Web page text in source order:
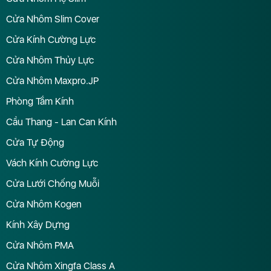
Cửa Nhôm Slim Cover
Cửa Kính Cường Lực
Cửa Nhôm Thủy Lực
Cửa Nhôm Maxpro.JP
Phòng Tắm Kính
Cầu Thang - Lan Can Kính
Cửa Tự Động
Vách Kính Cường Lực
Cửa Lưới Chống Muỗi
Cửa Nhôm Kogen
Kính Xây Dựng
Cửa Nhôm PMA
Cửa Nhôm Xingfa Class A